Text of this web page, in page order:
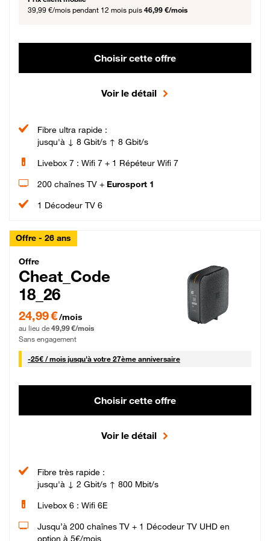
39,99 €/mois pendant 12 mois puis 46,99 €/mois
Choisir cette offre
Voir le détail
Fibre ultra rapide :
jusqu'à ↓ 8 Gbit/s ↑ 8 Gbit/s
Livebox 7 : Wifi 7 + 1 Répéteur Wifi 7
200 chaînes TV + Eurosport 1
1 Décodeur TV 6
Offre - 26 ans
Cheat_Code Fibre_18_26
Offre
Cheat_Code
18_26
24,99 € par mois pendant 0 mois puis 49,99 € par mois, Sans engagement
24,99 €/mois
au lieu de 49,99 €/mois
Sans engagement
-25€ / mois25 € par mois
jusqu'à votre 27ème anniversaire
Choisir cette offre
Voir le détail
Fibre très rapide :
jusqu'à ↓ 2 Gbit/s ↑ 800 Mbit/s
Livebox 6 : Wifi 6E
Jusqu’à 200 chaînes TV + 1 Décodeur TV UHD en
option à 5€/mois